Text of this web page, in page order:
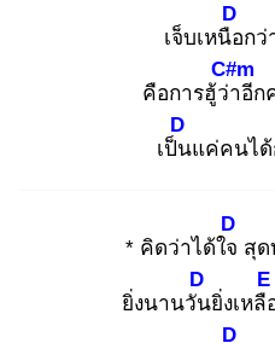
เจ็บเหนือ
D
กว่
คือการฮู้ว่า
C#m
อีก
เป็น
D
แค่คนไ
* คิดว่าได้ใจ
D
สุด
ยิ่งนานวัน
D
ยิ่งเหลื
E
D